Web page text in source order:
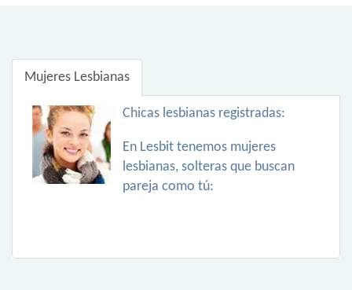
Mujeres Lesbianas
Chicas lesbianas registradas:
En Lesbit tenemos mujeres
lesbianas, solteras que buscan
pareja como tú: